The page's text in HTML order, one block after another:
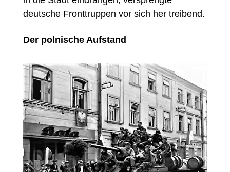
deutsche Fronttruppen vor sich her treibend.
Der polnische Aufstand